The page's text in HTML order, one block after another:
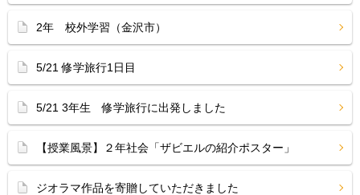
2年 校外学習（金沢市）
5/21 修学旅行1日目
5/21 3年生 修学旅行に出発しました
【授業風景】２年社会「ザビエルの紹介ポスター」
ジオラマ作品を寄贈していただきました